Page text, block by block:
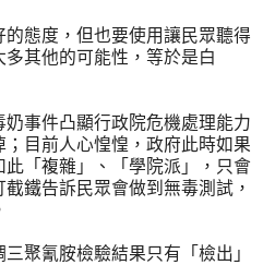
態度，但也要使用讓民眾聽得
其他的可能性，等於是白
奶事件凸顯行政院危機處理能力
目前人心惶惶，政府此時如果
「複雜」、「學院派」，只會
鐵告訴民眾會做到無毒測試，
聚氰胺檢驗結果只有「檢出」